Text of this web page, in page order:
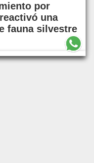
por
una
fauna silvestre